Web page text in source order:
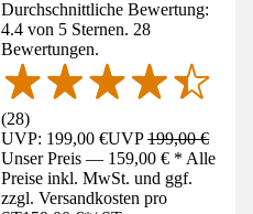
Durchschnittliche Bewertung:
4.4 von 5 Sternen. 28
Bewertungen.
(28)
UVP: 199,00 €UVP199,00 €
Unser Preis — 159,00 € * Alle
Preise inkl. MwSt. und ggf.
zzgl. Versandkosten pro